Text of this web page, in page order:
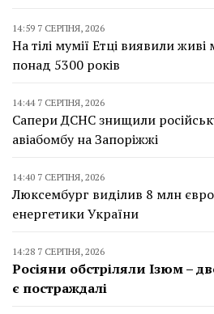
14:59 7 СЕРПНЯ, 2026
На тілі мумії Етці виявили
понад 5300 років
14:44 7 СЕРПНЯ, 2026
Сапери ДСНС знищили
авіабомбу на Запоріжжі
14:40 7 СЕРПНЯ, 2026
Люксембург виділив 8 млн
енергетики України
14:28 7 СЕРПНЯ, 2026
Росіяни обстріляли Ізюм –
є постраждалі